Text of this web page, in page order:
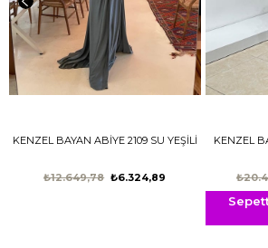
KENZEL BAYAN ABİYE 2109 SU YEŞİLİ
₺6.324,89
₺12.649,78
KENZEL